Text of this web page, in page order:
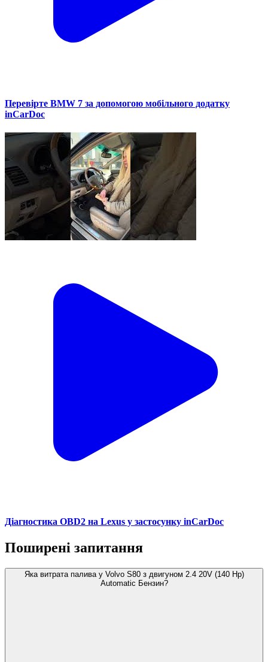
Перевірте BMW 7 за допомогою мобільного додатку
inCarDoc
Діагностика OBD2 на Lexus у застосунку inCarDoc
Поширені запитання
Яка витрата палива у Volvo S80 з двигуном 2.4 20V (140 Hp)
Automatic Бензин?